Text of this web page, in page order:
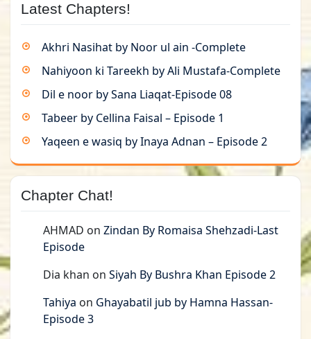
Latest Chapters!
Akhri Nasihat by Noor ul ain -Complete
Nahiyoon ki Tareekh by Ali Mustafa-Complete
Dil e noor by Sana Liaqat-Episode 08
Tabeer by Cellina Faisal – Episode 1
Yaqeen e wasiq by Inaya Adnan – Episode 2
Chapter Chat!
AHMAD on Zindan By Romaisa Shehzadi-Last
Episode
Dia khan on Siyah By Bushra Khan Episode 2
Tahiya on Ghayabatil jub by Hamna Hassan-
Episode 3